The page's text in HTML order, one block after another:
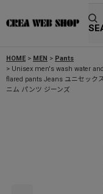
HOME > MEN > Pants
> Unisex men's wash water
flared pants Jeans ユニセック
ニム パンツ ジーンズ